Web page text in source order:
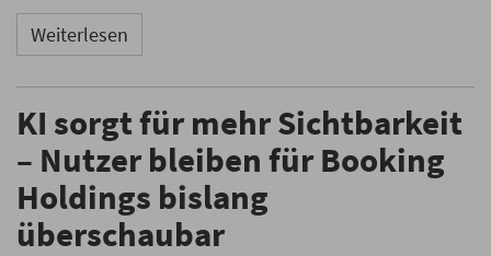
Weiterlesen
KI sorgt für mehr Sichtbarkeit
– Nutzer bleiben für Booking
Holdings bislang
überschaubar